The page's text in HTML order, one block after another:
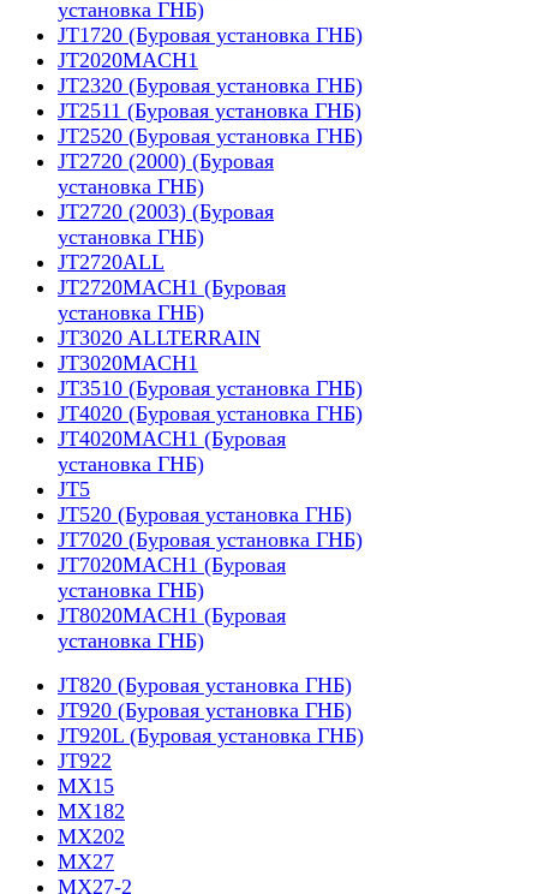
установка ГНБ)
JT1720 (Буровая установка ГНБ)
JT2020MACH1
JT2320 (Буровая установка ГНБ)
JT2511 (Буровая установка ГНБ)
JT2520 (Буровая установка ГНБ)
JT2720 (2000) (Буровая
установка ГНБ)
JT2720 (2003) (Буровая
установка ГНБ)
JT2720ALL
JT2720MACH1 (Буровая
установка ГНБ)
JT3020 ALLTERRAIN
JT3020MACH1
JT3510 (Буровая установка ГНБ)
JT4020 (Буровая установка ГНБ)
JT4020MACH1 (Буровая
установка ГНБ)
JT5
JT520 (Буровая установка ГНБ)
JT7020 (Буровая установка ГНБ)
JT7020MACH1 (Буровая
установка ГНБ)
JT8020MACH1 (Буровая
установка ГНБ)
JT820 (Буровая установка ГНБ)
JT920 (Буровая установка ГНБ)
JT920L (Буровая установка ГНБ)
JT922
MX15
MX182
MX202
MX27
MX27-2